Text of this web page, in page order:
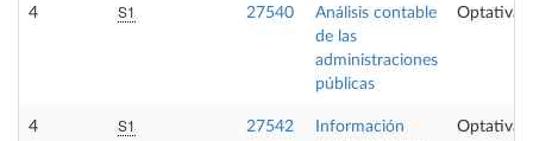
4 S1 27540
Análisis contable
de las
administraciones
públicas
Optativa
4 S1 27542
Información
Optativa